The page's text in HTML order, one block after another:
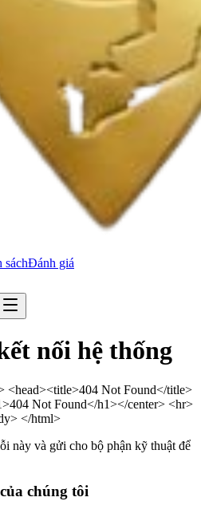
sáchĐánh giá
nối hệ thống
Not Found</title>
Not Found</h1></center> <hr>
</html>
này và gửi cho bộ phận kỹ thuật để
chúng tôi